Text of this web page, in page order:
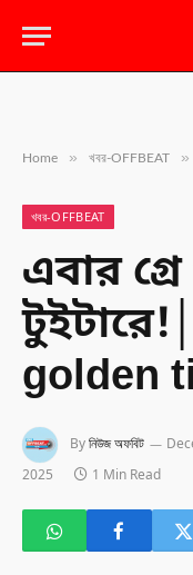
Home » খবর-OFFBEAT »
খবর-OFFBEAT
এবার
golden
Byনিউজ অফবিট
2025
1 Min Read